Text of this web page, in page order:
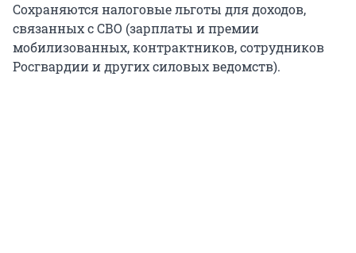
Сохраняются налоговые льготы для доходов,
связанных с СВО (зарплаты и премии
мобилизованных, контрактников, сотрудников
Росгвардии и других силовых ведомств).